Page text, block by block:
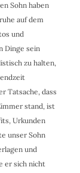
Sohn haben
auf dem
und
Dinge sein
zu halten,
Tatsache, dass
stand, ist
Urkunden
unser Sohn
und
er sich nicht